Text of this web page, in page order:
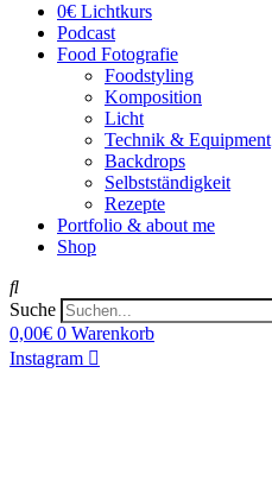
0€ Lichtkurs
Podcast
Food Fotografie
Foodstyling
Komposition
Licht
Technik & Equipment
Backdrops
Selbstständigkeit
Rezepte
Portfolio & about me
Shop
Suche
0,00€ 0 Warenkorb
Instagram